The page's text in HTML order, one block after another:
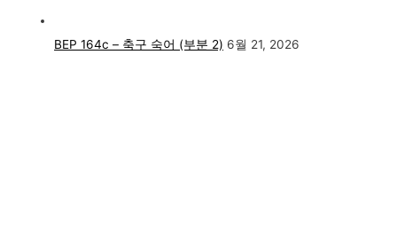
BEP 164c – 축구 숙어 (부분 2) 6월 21, 2026